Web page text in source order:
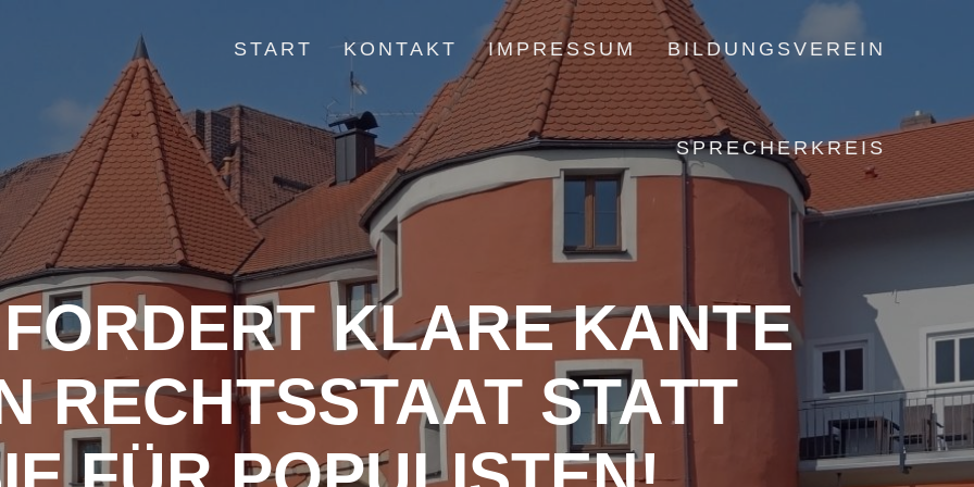
START KONTAKT IMPRESSUM BILDUNGSVEREIN
SPRECHERKREIS
KLARE KANTE
RECHTSSTAAT STATT